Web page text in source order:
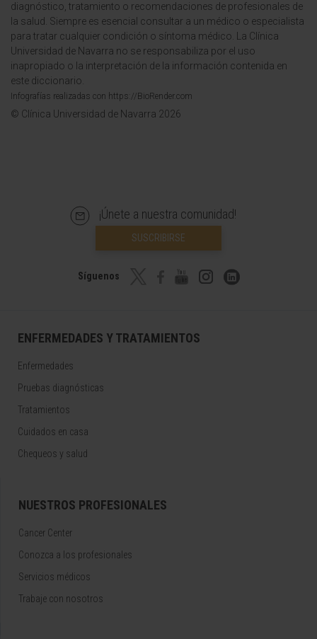
diagnóstico, tratamiento o recomendaciones de profesionales de
la salud. Siempre es esencial consultar a un médico o especialista
para tratar cualquier condición o síntoma médico. La Clínica
Universidad de Navarra no se responsabiliza por el uso
inapropiado o la interpretación de la información contenida en
este diccionario.
Infografías realizadas con https://BioRender.com
© Clínica Universidad de Navarra 2026
¡Únete a nuestra comunidad!
SUSCRIBIRSE
Síguenos
ENFERMEDADES Y TRATAMIENTOS
Enfermedades
Pruebas diagnósticas
Tratamientos
Cuidados en casa
Chequeos y salud
NUESTROS PROFESIONALES
Cancer Center
Conozca a los profesionales
Servicios médicos
Trabaje con nosotros